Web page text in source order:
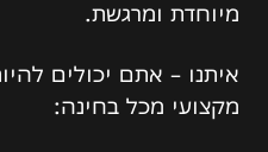
מיוחדת ומרגשת.
איתנו – אתם יכולים
מקצועי מכל בחינה: